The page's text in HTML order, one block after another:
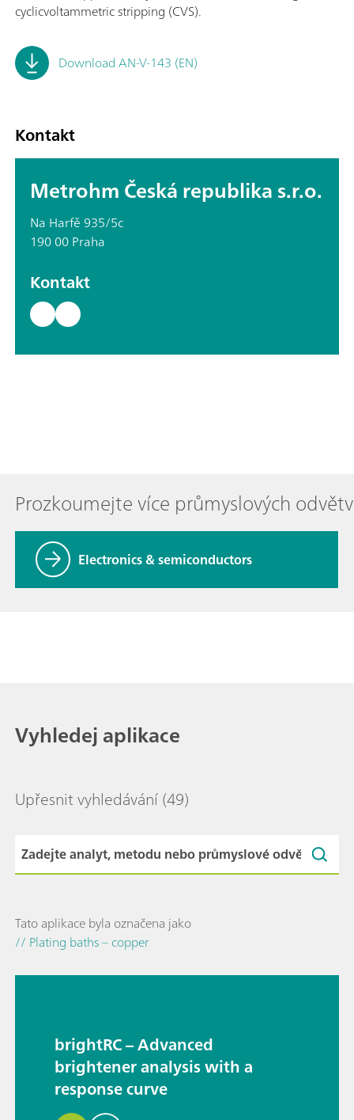
cyclicvoltammetric stripping (CVS).
Download AN-V-143 (EN)
Kontakt
Metrohm Česká republika s.r.o.
Na Harfě 935/5c
190 00 Praha
Kontakt
Prozkoumejte více průmyslových
Electronics & semiconductors
Vyhledej aplikace
Upřesnit vyhledávání(49)
Tato aplikace byla označena jako
// Plating baths – copper
brightRC – Advanced
brightener analysis with a
response curve